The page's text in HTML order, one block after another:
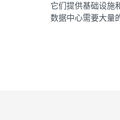
它们提供基础设施
数据中心需要大量